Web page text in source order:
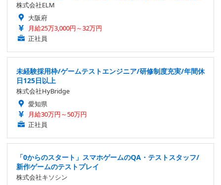
株式会社ELM
大阪府
月給25万3,000円～32万円
正社員
未経験採用枠/ゲームテストエンジニア/研修制度充実/年間休
日125日以上
株式会社HyBridge
愛知県
月給30万円～50万円
正社員
「0からのスタート」スマホゲームのQA・テストスタッフ/
新作ゲームのテストプレイ
株式会社キソシン